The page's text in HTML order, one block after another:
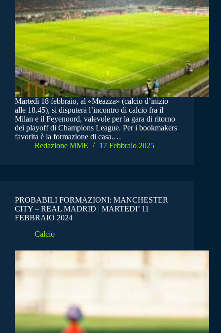
Martedì 18 febbraio, al «Meazza» (calcio d’inizio
alle 18.45), si disputerà l’incontro di calcio fra il
Milan e il Feyenoord, valevole per la gara di ritorno
dei playoff di Champions League. Per i bookmakers
favorita è la formazione di casa.…
Redazione MME
17 Febbraio 2025
PROBABILI FORMAZIONI: MANCHESTER
CITY – REAL MADRID | MARTEDI’ 11
FEBBRAIO 2024
Calcio